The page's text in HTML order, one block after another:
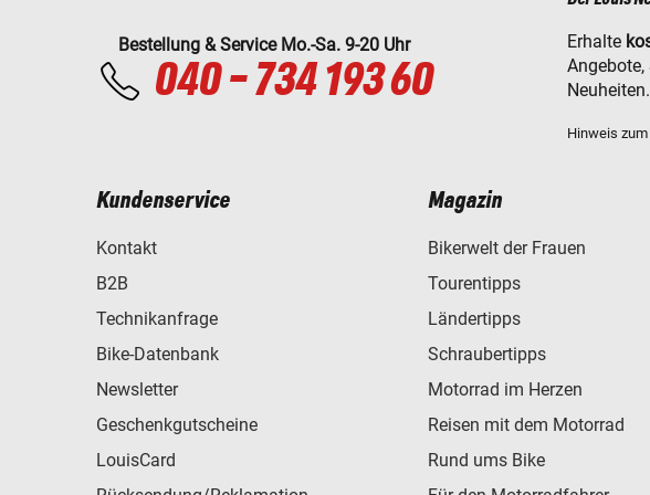
Bestellung & Service Mo.-Sa. 9-20 Uhr
040 - 734 193 60
Erhalte
Neuheiten.
Hinweis
Kundenservice
Kontakt
B2B
Technikanfrage
Bike-Datenbank
Newsletter
Geschenkgutscheine
LouisCard
Magazin
Bikerwelt der Frauen
Tourentipps
Ländertipps
Schraubertipps
Motorrad im Herzen
Reisen mit dem Motorrad
Rund ums Bike